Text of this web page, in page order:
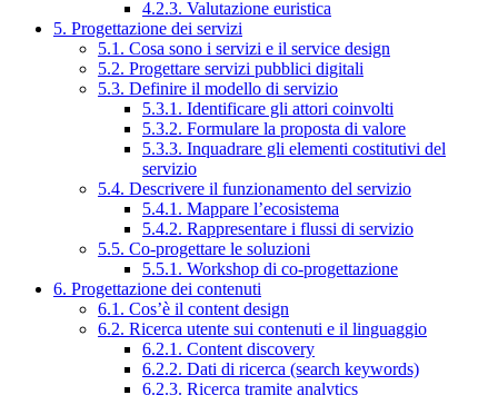
4.2.3. Valutazione euristica
5. Progettazione dei servizi
5.1. Cosa sono i servizi e il service design
5.2. Progettare servizi pubblici digitali
5.3. Definire il modello di servizio
5.3.1. Identificare gli attori coinvolti
5.3.2. Formulare la proposta di valore
5.3.3. Inquadrare gli elementi costitutivi del
servizio
5.4. Descrivere il funzionamento del servizio
5.4.1. Mappare l’ecosistema
5.4.2. Rappresentare i flussi di servizio
5.5. Co-progettare le soluzioni
5.5.1. Workshop di co-progettazione
6. Progettazione dei contenuti
6.1. Cos’è il content design
6.2. Ricerca utente sui contenuti e il linguaggio
6.2.1. Content discovery
6.2.2. Dati di ricerca (search keywords)
6.2.3. Ricerca tramite analytics